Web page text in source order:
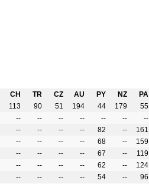
CH TR CZ AU PY NZ PA
113 90 51 194 44 179 55
-- -- -- -- -- -- --
-- -- -- -- 82 -- 161
-- -- -- -- 68 -- 159
-- -- -- -- 67 -- 119
-- -- -- -- 62 -- 124
-- -- -- -- 54 -- 96